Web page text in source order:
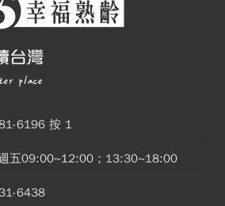
6196 按 1
五09:00~12:00；13:30~18:00
6438